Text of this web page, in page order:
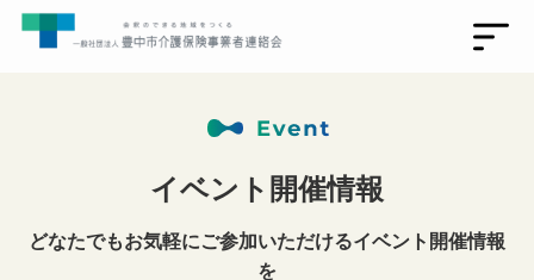
イベント開催情報
どなたでもお気軽にご参加いただけるイベント開催情報
を